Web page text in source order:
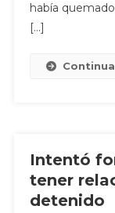
había
[…]
Intentó
tener
detenido